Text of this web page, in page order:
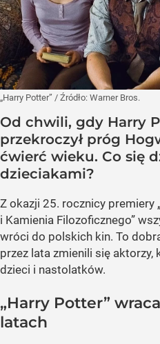
„Harry Potter” / Źródło: Warner Bros.
Od chwili, gdy Harry
przekroczył próg
ćwierć wieku. Co się
dzieciakami?
Z okazji 25. rocznicy premiery
i Kamienia Filozoficznego”
wróci do polskich kin. To
przez lata zmienili się
dzieci i nastolatków.
„Harry Potter”
latach